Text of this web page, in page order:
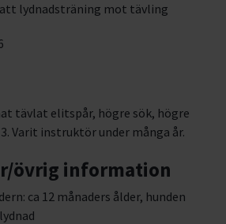
lydnadsträning mot tävling
tävlat elitspår, högre sök, högre
Varit instruktör under många år.
övrig information
ca 12 månaders ålder, hunden